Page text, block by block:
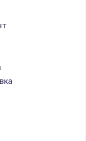
/ демонтаж